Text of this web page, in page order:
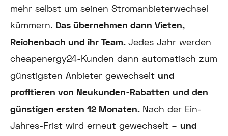
mehr selbst um seinen Stromanbieterwechsel
kümmern. Das übernehmen dann Vieten,
Reichenbach und ihr Team. Jedes Jahr werden
cheapenergy24-Kunden dann automatisch zum
günstigsten Anbieter gewechselt und
profitieren von Neukunden-Rabatten und den
günstigen ersten 12 Monaten. Nach der Ein-
Jahres-Frist wird erneut gewechselt – und